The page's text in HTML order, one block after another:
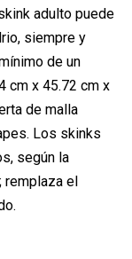
adulto puede
siempre y
de un
cm x 45.72 cm x
de malla
Los skinks
según la
remplaza el